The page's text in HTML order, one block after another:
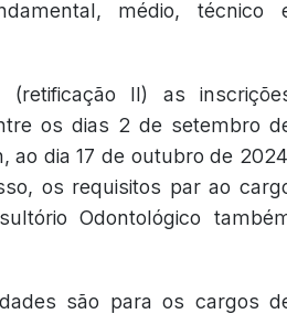
médio, técnico
(retificação II)
as
os dias 2 de setembro
ao dia 17 de outubro de
os requisitos par ao
Odontológico
são para os cargos